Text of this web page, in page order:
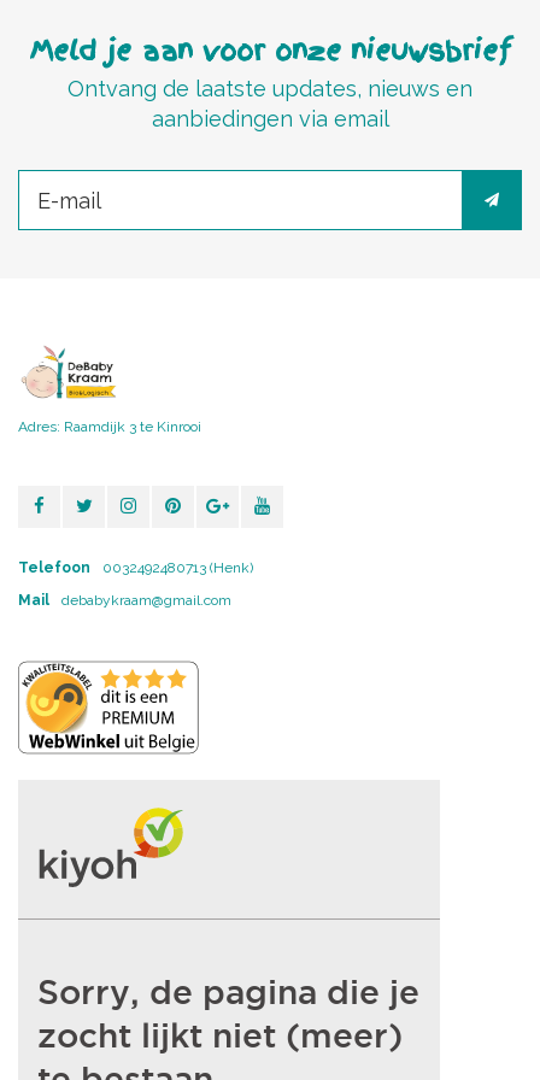
Meld je aan voor onze nieuwsbrief
Ontvang de laatste updates, nieuws en
aanbiedingen via email
Adres: Raamdijk 3 te Kinrooi
Telefoon
0032492480713 (Henk)
Mail
debabykraam@gmail.com